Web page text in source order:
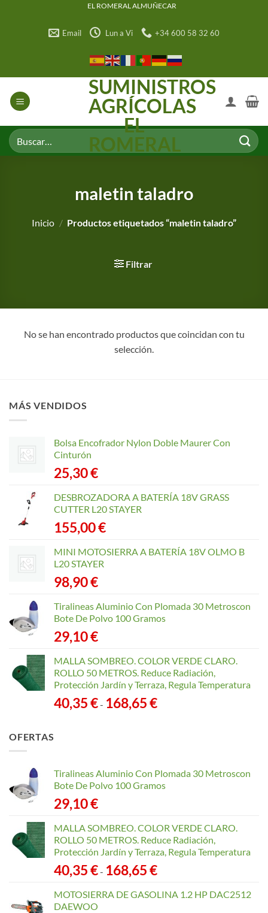
EL ROMERAL ALMUÑECAR
Email Lun a Vi +34 600 58 32 60
SUMINISTROS
AGRÍCOLAS
EL
ROMERAL
Buscar
por:
maletin taladro
Inicio / Productos etiquetados “maletin taladro”
Filtrar
No se han encontrado productos que coincidan con tu
selección.
MÁS VENDIDOS
Bolsa Encofrador Nylon Doble Maurer Con
Cinturón
25,30€
DESBROZADORA A BATERÍA 18V GRASS
CUTTER L20 STAYER
155,00€
MINI MOTOSIERRA A BATERÍA 18V OLMO B
L20 STAYER
98,90€
Tiralineas Aluminio Con Plomada 30 Metroscon
Bote De Polvo 100 Gramos
29,10€
MALLA SOMBREO. COLOR VERDE CLARO.
ROLLO 50 METROS. Reduce Radiación,
Protección Jardín y Terraza, Regula Temperatura
40,35€- 168,65€Rango
168,65 €
OFERTAS
Tiralineas Aluminio Con Plomada 30 Metroscon
Bote De Polvo 100 Gramos
29,10€
MALLA SOMBREO. COLOR VERDE CLARO.
ROLLO 50 METROS. Reduce Radiación,
Protección Jardín y Terraza, Regula Temperatura
40,35€- 168,65€Rango
precios:
MOTOSIERRA DE GASOLINA 1.2 HP DAC2512
DAEWOO